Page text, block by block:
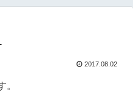
2017.08.02
。